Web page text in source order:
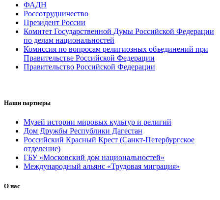
ФАДН
Россотрудничество
Президент России
Комитет Государственной Думы Российской Федерации
по делам национальностей
Комиссия по вопросам религиозных объединений при
Правительстве Российской Федерации
Правительство Российской Федерации
Наши партнеры
Музей истории мировых культур и религий
Дом Дружбы Республики Дагестан
Российский Красный Крест (Санкт-Петербургское
отделение)
ГБУ «Московский дом национальностей»
Международный альянс «Трудовая миграция»
О нас